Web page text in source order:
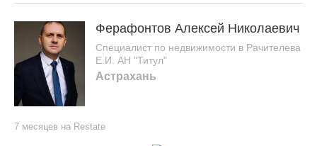
Ферафонтов Алексей Николаевич
Специалист по недвижимости в Рачителева
Е.И. АН "Титул"
Астрахань
7 месяцев на Restate